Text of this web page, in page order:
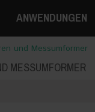
ANWENDUNGEN
und Messumformer
MESSUMFORMER